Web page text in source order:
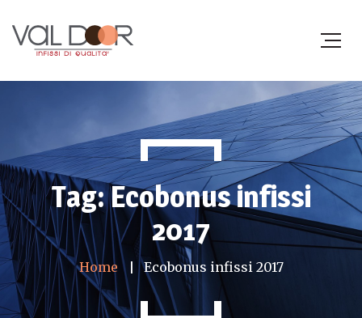
Tag: Ecobonus infissi
2017
Home Ecobonus infissi 2017